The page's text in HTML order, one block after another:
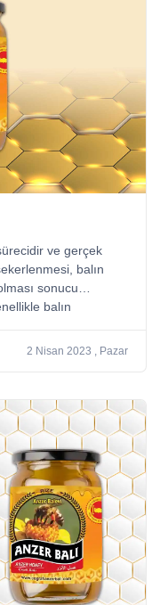
ve gerçek
balın
sonucu
balın
kristalizasyonu
ve balın kalitesini
bir lezzete
tercih edilir.
2 Nisan 2023 , Pazar